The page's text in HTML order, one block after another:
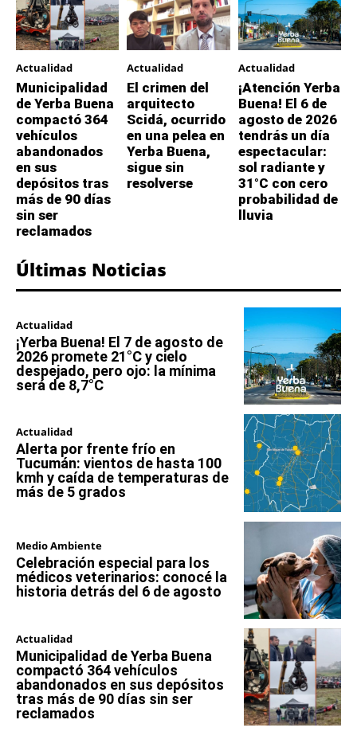
Actualidad
Municipalidad
de Yerba Buena
compactó 364
vehículos
abandonados
en sus
depósitos tras
más de 90 días
sin ser
reclamados
Actualidad
El crimen del
arquitecto
Scidá, ocurrido
en una pelea en
Yerba Buena,
sigue sin
resolverse
Actualidad
¡Atención Yerba
Buena! El 6 de
agosto de 2026
tendrás un día
espectacular:
sol radiante y
31°C con cero
probabilidad de
lluvia
Últimas Noticias
Actualidad
¡Yerba Buena! El 7 de agosto de
2026 promete 21°C y cielo
despejado, pero ojo: la mínima
será de 8,7°C
Actualidad
Alerta por frente frío en
Tucumán: vientos de hasta 100
kmh y caída de temperaturas de
más de 5 grados
Medio Ambiente
Celebración especial para los
médicos veterinarios: conocé la
historia detrás del 6 de agosto
Actualidad
Municipalidad de Yerba Buena
compactó 364 vehículos
abandonados en sus depósitos
tras más de 90 días sin ser
reclamados